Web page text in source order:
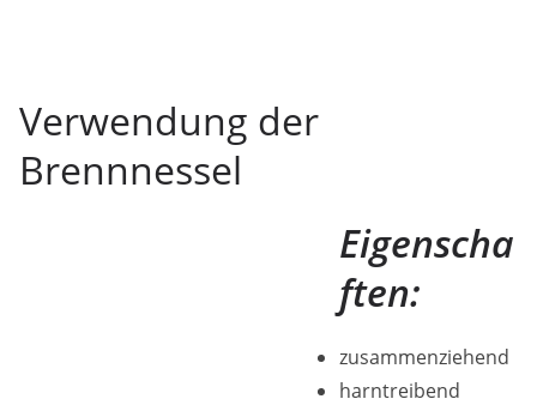
Verwendung der
Brennnessel
Eigenscha
ften:
zusammenziehend
harntreibend